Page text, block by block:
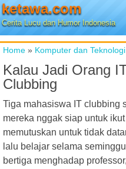
ketawa.com
Cerita Lucu dan Humor Indonesia
Home » Komputer dan Teknologi
Kalau Jadi Orang
Clubbing
Tiga mahasiswa IT clubbing
mereka nggak siap untuk
memutuskan untuk tidak
lalu belajar selama
bertiga menghadap